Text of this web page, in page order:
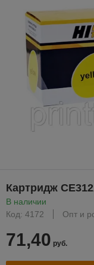
Картридж
В наличии
Код: 4172
Опт и
71,40 руб.